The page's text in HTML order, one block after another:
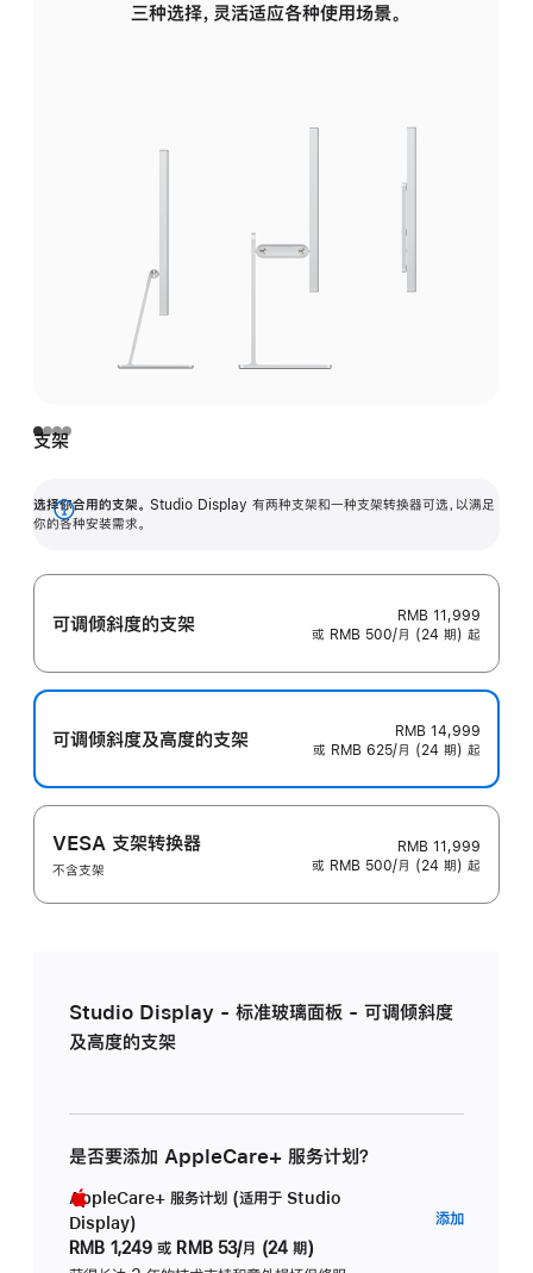
三种选择，灵活适应各种使用场景。
支架
选择你合用的支架。 Studio Display 有两种支架和一种支架转换器可选，以满足
你的各种安装需求。
展
可调倾斜度的支架
RMB 11,999
或 RMB 500/月 (24 期) 起
可调倾斜度及高‍度的支‍架
RMB 14,999
或 RMB 625/月 (24 期) 起
VESA 支架转换器
不含支架
RMB 11,999
或 RMB 500/月 (24 期) 起
Studio Display - 标准玻璃面板 - 可调倾斜度
及高度的支架
是否要添加 AppleCare+ 服务计划？
AppleCare+ 服务计划 (适用于 Studio
Display)
RMB 1,249 或 RMB 53/月 (24 期)
添加